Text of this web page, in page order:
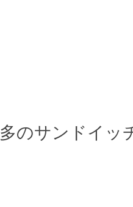
のサンドイッ